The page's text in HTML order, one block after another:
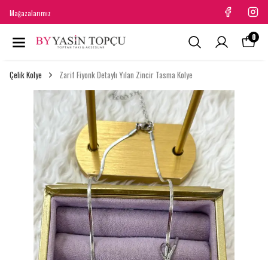
Mağazalarımız
0
Çelik Kolye Zarif Fiyonk Detaylı Yılan Zincir Tasma Kolye